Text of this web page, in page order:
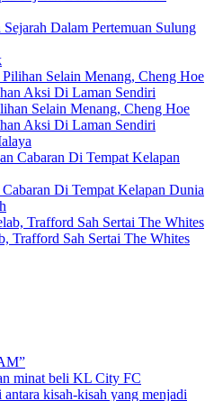
Dalam Pertemuan Sulung
Selain Menang, Cheng Hoe
Aksi Di Laman Sendiri
Di Tempat Kelapan Dunia
Trafford Sah Sertai The Whites
minat beli KL City FC
kisah-kisah yang menjadi